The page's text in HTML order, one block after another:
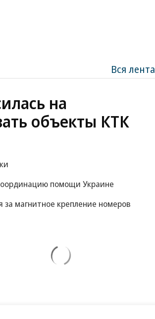
Вся лента
на
объекты КТК
помощи Украине
магнитное крепление номеров